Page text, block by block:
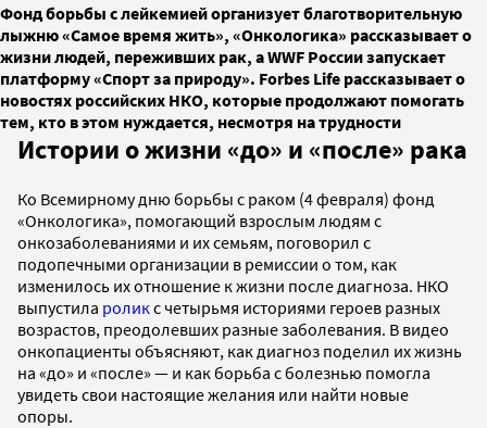
Фонд борьбы с лейкемией организует благотворительную
лыжню «Самое время жить», «Онкологика» рассказывает о
жизни людей, переживших рак, а WWF России запускает
платформу «Спорт за природу». Forbes Life рассказывает о
новостях российских НКО, которые продолжают помогать
тем, кто в этом нуждается, несмотря на трудности
Истории о жизни «до» и «после» рака
Ко Всемирному дню борьбы с раком (4 февраля) фонд
«Онкологика», помогающий взрослым людям с
онкозаболеваниями и их семьям, поговорил с
подопечными организации в ремиссии о том, как
изменилось их отношение к жизни после диагноза. НКО
выпустила роликс четырьмя историями героев разных
возрастов, преодолевших разные заболевания. В видео
онкопациенты объясняют, как диагноз поделил их жизнь
на «до» и «после» — и как борьба с болезнью помогла
увидеть свои настоящие желания или найти новые
опоры.